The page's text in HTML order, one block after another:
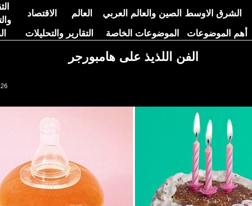
الشرق الاوسط الصين والعالم العربي العالم الاقتصاد
أهم الموضوعات الموضوعات الخاصة التقارير والتحليلات
الفن اللذيذ على هامبورجر